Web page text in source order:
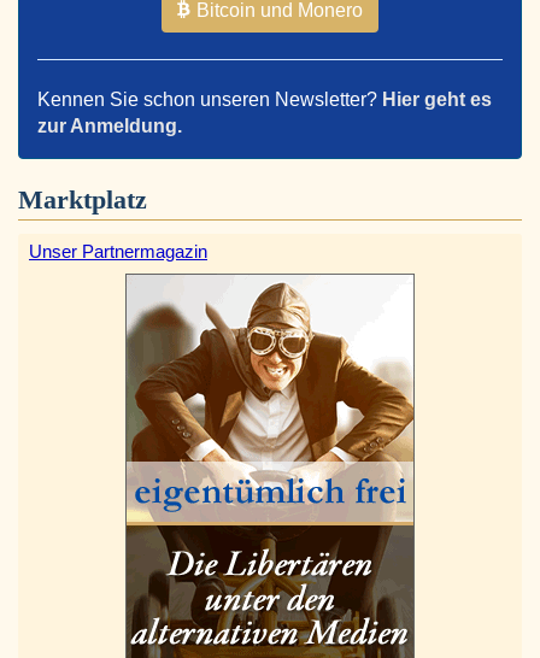
Bitcoin und Monero
Kennen Sie schon unseren Newsletter? Hier geht es
zur Anmeldung.
Marktplatz
Unser Partnermagazin